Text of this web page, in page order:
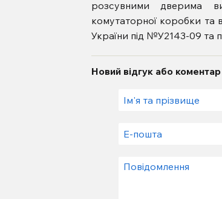
розсувними дверима
комутаторної коробки та
України під №У2143-09 та
Новий відгук або коментар